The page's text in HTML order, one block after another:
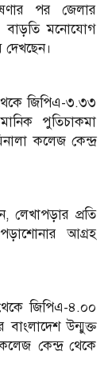
পর জেলার
বাড়তি মনোযোগ
জিপিএ-৩.৩৩
পুতিচাকমা
কলেজ কেন্দ্র
লেখাপড়ার প্রতি
আগ্রহ
জিপিএ-৪.০০
বাংলাদেশ উন্মুক্ত
কেন্দ্র থেকে